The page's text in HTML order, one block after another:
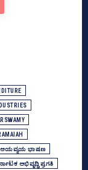
ಆಯವ್ಯಯ ಭಾಷಣ
ಅಭಿವೃದ್ಧಿ ಪ್ರಗತಿ